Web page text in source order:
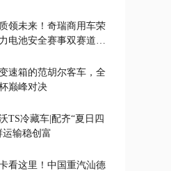
领未来！奇瑞商用车荣
电池安全赛事双赛道一
速箱的范胡尔客车，全
巅峰对决
TS冷藏车|配齐“夏日四
运输稳创富
看这里！中国重汽汕德